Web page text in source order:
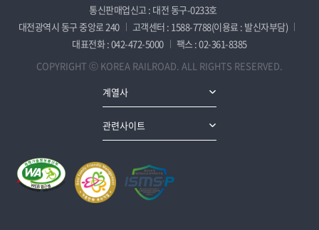
통신판매업신고 : 대전 동구-0233호
대전광역시 동구 중앙로 240
고객센터 : 1588-7788(이용료 : 발신자부담)
대표전화 : 042-472-5000
팩스 : 02-361-8385
COPYRIGHT ⓒ KOREA RAILROAD. ALL RIGHTS RESERVED.
계열사
관련사이트